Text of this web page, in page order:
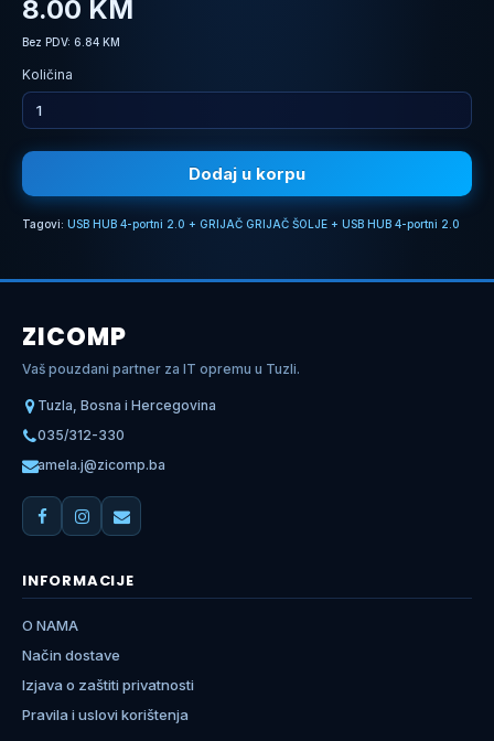
8.00 KM
Bez PDV: 6.84 KM
Količina
Dodaj u korpu
Tagovi: USB HUB 4-portni 2.0 + GRIJAČ GRIJAČ ŠOLJE + USB HUB 4-portni 2.0
ZICOMP
Vaš pouzdani partner za IT opremu u Tuzli.
Tuzla, Bosna i Hercegovina
035/312-330
amela.j@zicomp.ba
INFORMACIJE
O NAMA
Način dostave
Izjava o zaštiti privatnosti
Pravila i uslovi korištenja